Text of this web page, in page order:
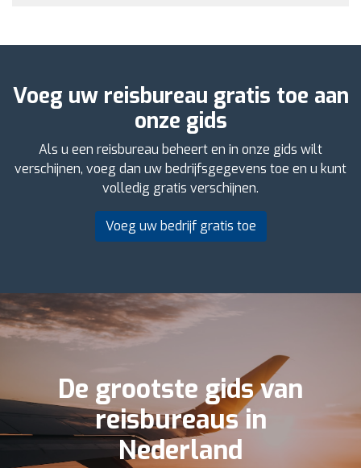
Voeg uw reisbureau gratis toe aan
onze gids
Als u een reisbureau beheert en in onze gids wilt
verschijnen, voeg dan uw bedrijfsgegevens toe en u kunt
volledig gratis verschijnen.
Voeg uw bedrijf gratis toe
De grootste gids van
reisbureaus in
Nederland